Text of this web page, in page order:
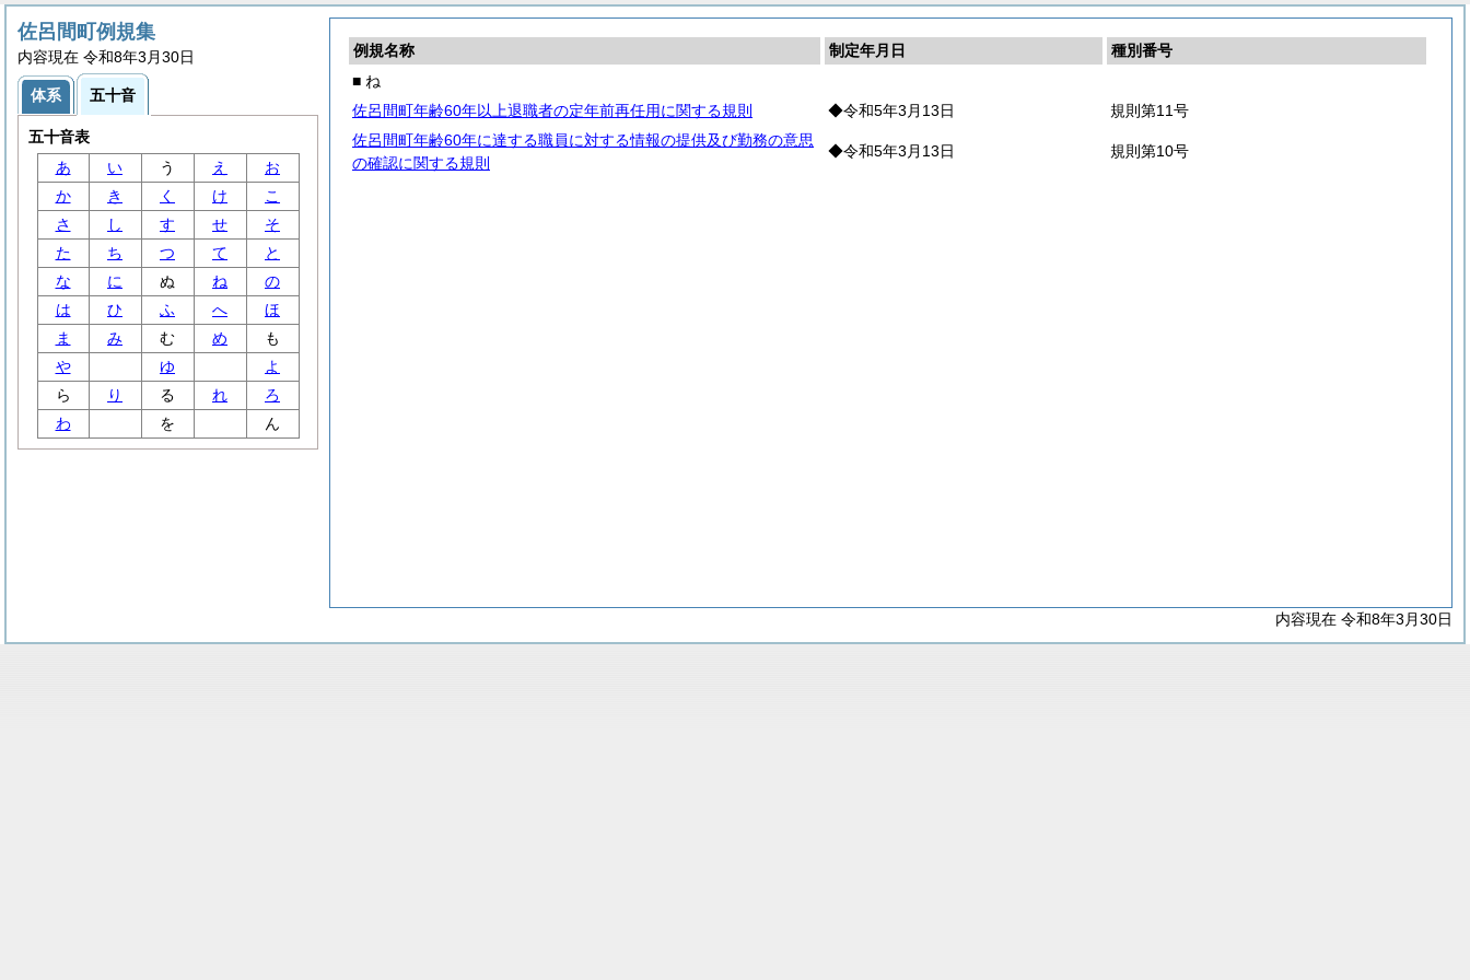
例規名称 制定年月日
種別番号
■ ね
佐呂間町年齢60年以上退職者の定年前再任用に関する規則
◆令和5年3月13日
規則第11号
佐呂間町年齢60年に達する職員に対する情報の提供及び勤務の意思
の確認に関する規則
◆令和5年3月13日 規則第10号
内容現在 令和8年3月30日
佐呂間町例規集
内容現在 令和8年3月30日
体系 五十音
五十音表
あ
い う え
お
か
き く け
こ
さ
し す せ
そ
た
ち つ て
と
な
に ぬ ね
の
は
ひ ふ へ
ほ
ま
み む め
も
や
ゆ
よ
ら
り る れ
ろ
わ
を ん